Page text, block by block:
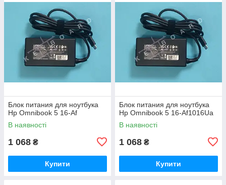
Блок питания для ноутбука
Hp Omnibook 5 16-Af
В наявності
1 068 ₴
Купити
Блок питания для ноутбука
Hp Omnibook 5 16-Af1016Ua
В наявності
1 068 ₴
Купити